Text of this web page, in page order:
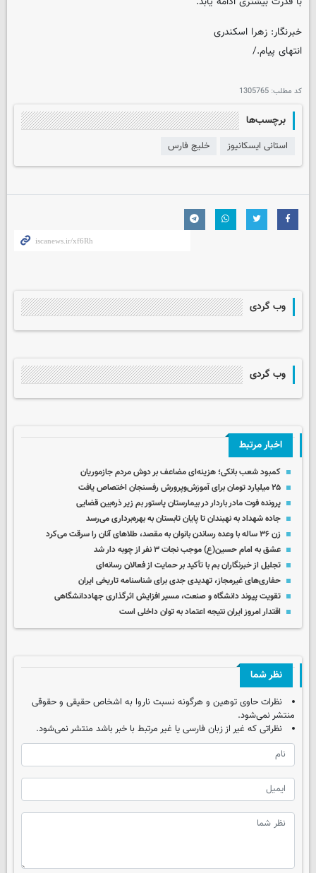
خبرنگار: زهرا اسکندری
انتهای پیام./
کد مطلب: 1305765
برچسب‌ها
استانی ایسکانیوز خلیج فارس
وب گردی
وب گردی
اخبار مرتبط
کمبود شعب بانکی؛ هزینه‌ای مضاعف بر دوش مردم جازموریان
۲۵ میلیارد تومان برای آموزش‌وپرورش رفسنجان اختصاص یافت
پرونده فوت مادر باردار در بیمارستان پاستور بم زیر ذره‌بین قضایی
جاده شهداد به نهبندان تا پایان تابستان به بهره‌برداری می‌رسد
زن ۳۶ ساله با وعده رساندن بانوان به مقصد، طلاهای آنان را سرقت می‌کرد
عشق به امام حسین(ع) موجب نجات ۳ نفر از چوبه دار شد
تجلیل از خبرنگاران بم با تأکید بر حمایت از فعالان رسانه‌ای
حفاری‌های غیرمجاز، تهدیدی جدی برای شناسنامه تاریخی ایران
تقویت پیوند دانشگاه و صنعت، مسیر افزایش اثرگذاری جهاددانشگاهی
اقتدار امروز ایران نتیجه اعتماد به توان داخلی است
نظر شما
نظرات حاوی توهین و هرگونه نسبت ناروا به اشخاص حقیقی و حقوقی
منتشر نمی‌شود.
نظراتی که غیر از زبان فارسی یا غیر مرتبط با خبر باشد منتشر نمی‌شود.